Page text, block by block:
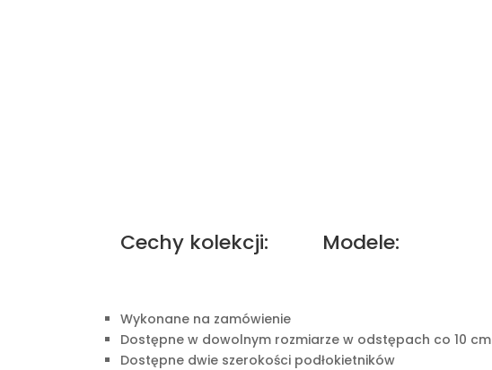
Cechy kolekcji: Modele:
Wykonane na zamówienie
Dostępne w dowolnym rozmiarze w odstępach co 10 cm
Dostępne dwie szerokości podłokietników